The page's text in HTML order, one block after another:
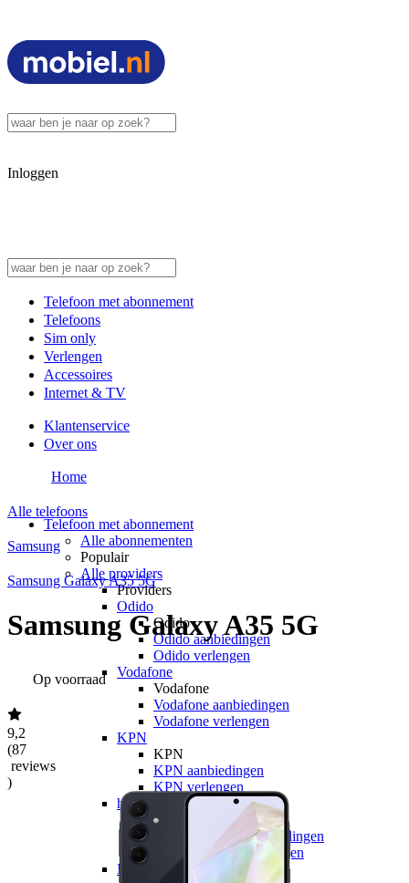
Inloggen
Telefoon met abonnement
Telefoons
Sim only
Verlengen
Accessoires
Internet & TV
Klantenservice
Over ons
Telefoon met abonnement
Alle abonnementen
Populair
Alle providers
Providers
Odido
Odido
Odido aanbiedingen
Odido verlengen
Vodafone
Vodafone
Vodafone aanbiedingen
Vodafone verlengen
KPN
KPN
KPN aanbiedingen
KPN verlengen
hollandsnieuwe
hollandsnieuwe
hollandsnieuwe aanbiedingen
hollandsnieuwe verlengen
Ben
Home
Alle telefoons
Samsung
Samsung Galaxy A35 5G
Samsung Galaxy A35 5G
Op voorraad
9,2
(87
reviews
)